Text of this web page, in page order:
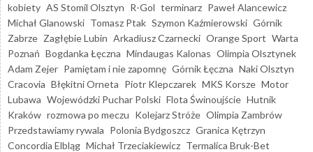
kobiety AS Stomil Olsztyn R-Gol terminarz Paweł Alancewicz
Michał Glanowski Tomasz Ptak Szymon Kaźmierowski Górnik
Zabrze Zagłębie Lubin Arkadiusz Czarnecki Orange Sport Warta
Poznań Bogdanka Łęczna Mindaugas Kalonas Olimpia Olsztynek
Adam Zejer Pamiętam i nie zapomnę Górnik Łęczna Naki Olsztyn
Cracovia Błękitni Orneta Piotr Klepczarek MKS Korsze Motor
Lubawa Wojewódzki Puchar Polski Flota Świnoujście Hutnik
Kraków rozmowa po meczu Kolejarz Stróże Olimpia Zambrów
Przedstawiamy rywala Polonia Bydgoszcz Granica Kętrzyn
Concordia Elbląg Michał Trzeciakiewicz Termalica Bruk-Bet